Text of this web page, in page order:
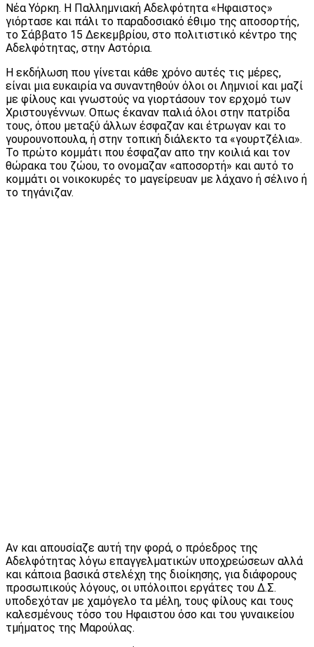
Νέα Υόρκη. Η Παλλημνιακή Αδελφότητα «Ηφαιστος»
γιόρτασε και πάλι το παραδοσιακό έθιμο της αποσορτής,
το Σάββατο 15 Δεκεμβρίου, στο πολιτιστικό κέντρο της
Αδελφότητας, στην Αστόρια.
Η εκδήλωση που γίνεται κάθε χρόνο αυτές τις μέρες,
είναι μια ευκαιρία να συναντηθούν όλοι οι Λημνιοί και μαζί
με φίλους και γνωστούς να γιορτάσουν τον ερχομό των
Χριστουγέννων. Οπως έκαναν παλιά όλοι στην πατρίδα
τους, όπου μεταξύ άλλων έσφαζαν και έτρωγαν και το
γουρουνοπουλα, ή στην τοπική διάλεκτο τα «γουρτζέλια».
Το πρώτο κομμάτι που έσφαζαν απο την κοιλιά και τον
θώρακα του ζώου, το ονομαζαν «αποσορτή» και αυτό το
κομμάτι οι νοικοκυρές το μαγείρευαν με λάχανο ή σέλινο ή
το τηγάνιζαν.
Αν και απουσίαζε αυτή την φορά, ο πρόεδρος της
Αδελφότητας λόγω επαγγελματικών υποχρεώσεων αλλά
και κάποια βασικά στελέχη της διοίκησης, για διάφορους
προσωπικούς λόγους, οι υπόλοιποι εργάτες του Δ.Σ.
υποδεχόταν με χαμόγελο τα μέλη, τους φίλους και τους
καλεσμένους τόσο του Ηφαιστου όσο και του γυναικείου
τμήματος της Μαρούλας.